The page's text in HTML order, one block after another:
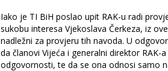
Iako je TI BiH poslao upit RAK-u radi
sukobu interesa Vjekoslava Čerkeza, iz
nadležni za provjeru tih navoda. U
da članovi Vijeća i generalni direktor RAK-
odgovornosti, te da se ona odnosi samo